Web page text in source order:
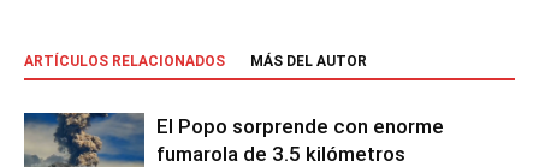
ARTÍCULOS RELACIONADOS MÁS DEL AUTOR
El Popo sorprende con enorme
fumarola de 3.5 kilómetros